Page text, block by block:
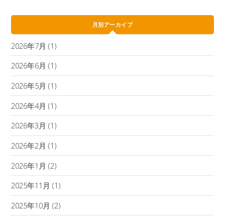
月別アーカイブ
2026年7月 (1)
2026年6月 (1)
2026年5月 (1)
2026年4月 (1)
2026年3月 (1)
2026年2月 (1)
2026年1月 (2)
2025年11月 (1)
2025年10月 (2)